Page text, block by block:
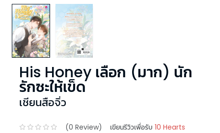
His Honey เลือก (มาก) นัก
รักซะให้เข็ด
เชียนสือจิ่ว
(0 Review) เขียนรีวิวเพื่อรับ 10 Hearts